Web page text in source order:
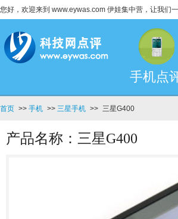
您好，欢迎来到 www.eywas.com 伊娃集中营，让我们
手机点
首页 >> 手机 >> 三星手机 >> 三星G400
产品名称：三星G400